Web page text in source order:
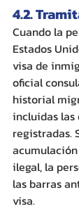
4.2.
Cuando la
Estados
visa de
oficial
historial
incluidas las
registradas.
ilegal, la
las barras
visa.